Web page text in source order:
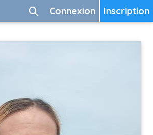
Inscription
Connexion